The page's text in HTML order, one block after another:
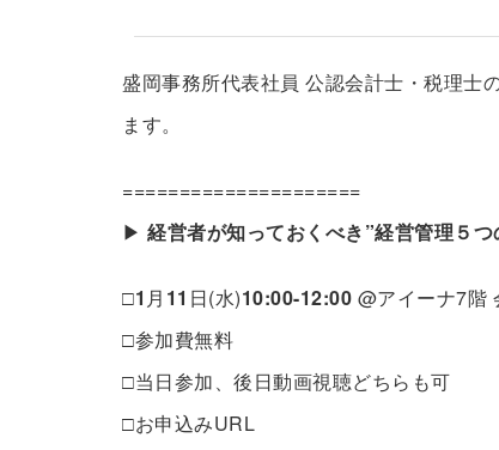
盛岡事務所代表社員 公認会計士・税理士
ます。
=====================
▶ 経営者が知っておくべき”経営管理５つ
□1 月 11 日(水)10:00-12:00 @アイーナ7階
□参加費無料
□当日参加、後日動画視聴どちらも可
□お申込みURL